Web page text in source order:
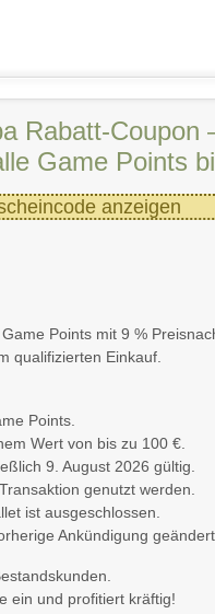
Rabatt-Coupon
Game Points
anzeigen
Points mit 9 %
qualifizierten Einkauf.
Points.
Wert von bis zu 100 €.
9. August 2026 gültig.
genutzt werden.
ist ausgeschlossen.
Ankündigung
ein und profitiert kräftig!